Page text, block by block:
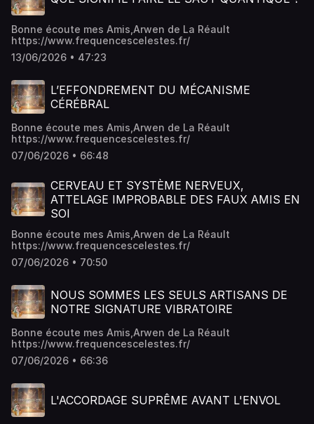
Bonne écoute mes Amis,Arwen de La Réault
https://www.frequencescelestes.fr/
13/06/2026 • 47:23
L’EFFONDREMENT DU MÉCANISME
CÉRÉBRAL
Bonne écoute mes Amis,Arwen de La Réault
https://www.frequencescelestes.fr/
07/06/2026 • 66:48
CERVEAU ET SYSTÈME NERVEUX,
ATTELAGE IMPROBABLE DES FAUX AMIS EN
SOI
Bonne écoute mes Amis,Arwen de La Réault
https://www.frequencescelestes.fr/
07/06/2026 • 70:50
NOUS SOMMES LES SEULS ARTISANS DE
NOTRE SIGNATURE VIBRATOIRE
Bonne écoute mes Amis,Arwen de La Réault
https://www.frequencescelestes.fr/
07/06/2026 • 66:36
L'ACCORDAGE SUPRÊME AVANT L'ENVOL